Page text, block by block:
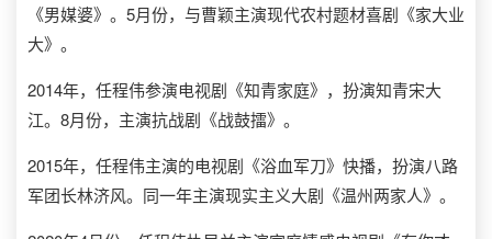
《男媒婆》。5月份，与曹颖主演现代农村题材喜剧《家大业
大》。
2014年，任程伟参演电视剧《知青家庭》，扮演知青宋大
江。8月份，主演抗战剧《战鼓擂》。
2015年，任程伟主演的电视剧《浴血军刀》快播，扮演八路
军团长林济风。同一年主演现实主义大剧《温州两家人》。